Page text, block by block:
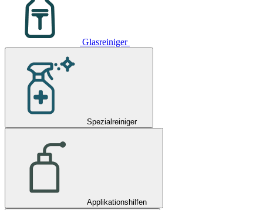
Glasreiniger
Spezialreiniger
Applikationshilfen